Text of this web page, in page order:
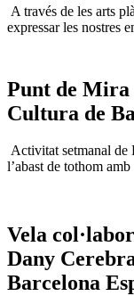
A través de les arts
expressar les nostres
Punt de
Cultura de
Activitat setmanal de
l’abast de tothom
Vela
Dany
Barcelona